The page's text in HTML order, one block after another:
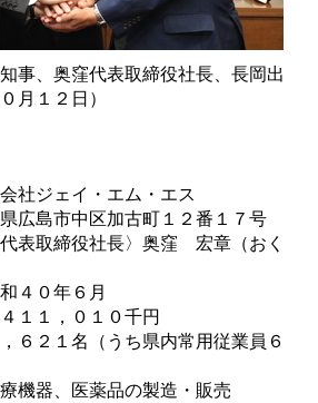
事、奥窪代表取締役社長、長岡出
月１２日）
社ジェイ・エム・エス
広島市中区加古町１２番１７号
表取締役社長〉奥窪 宏章（おく
４０年６月
１１，０１０千円
６２１名（うち県内常用従業員６
機器、医薬品の製造・販売